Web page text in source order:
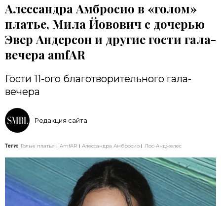
Алессандра Амбросио в «голом»
платье, Мила Йовович с дочерью
Эвер Андерсон и другие гости гала-
вечера amfAR
Гости 11-ого благотворительного гала-
вечера
Редакция сайта
Теги: Голые платья AmfAR Алессандра Амбросио Лос-Анджелес